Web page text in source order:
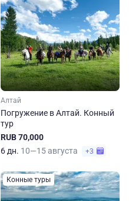
Алтай
Погружение в Алтай. Конный
тур
RUB 70,000
6 дн. 10—15 августа +3
Конные туры